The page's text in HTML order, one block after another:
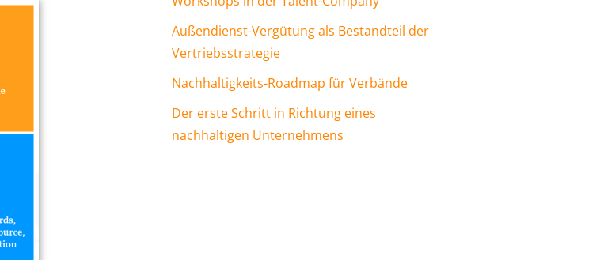
Außendienst-Vergütung als Bestandteil der
Vertriebsstrategie
Nachhaltigkeits-Roadmap für Verbände
Der erste Schritt in Richtung eines
nachhaltigen Unternehmens